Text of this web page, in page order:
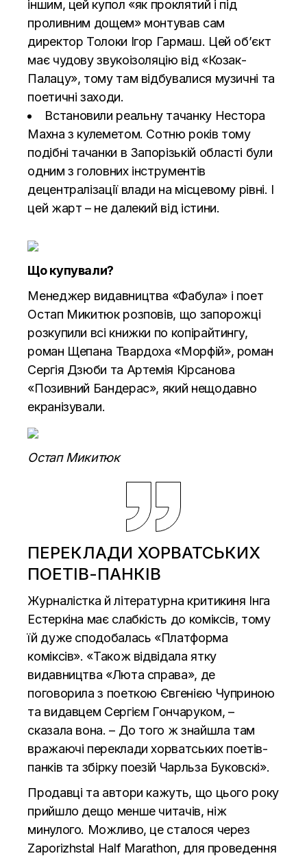
іншим, цей купол «як проклятий і під
проливним дощем» монтував сам
директор Толоки Ігор Гармаш. Цей об’єкт
має чудову звукоізоляцію від «Козак-
Палацу», тому там відбувалися музичні та
поетичні заходи.
Встановили реальну тачанку Нестора
Махна з кулеметом. Сотню років тому
подібні тачанки в Запорізькій області були
одним з головних інструментів
децентралізації влади на місцевому рівні. І
цей жарт – не далекий від істини.
Що купували?
Менеджер видавництва «Фабула» і поет
Остап Микитюк розповів, що запорожці
розкупили всі книжки по копірайтингу,
роман Щепана Твардоха «Морфій», роман
Сергія Дзюби та Артемія Кірсанова
«Позивний Бандерас», який нещодавно
екранізували.
Остап Микитюк
ПЕРЕКЛАДИ ХОРВАТСЬКИХ
ПОЕТІВ-ПАНКІВ
Журналістка й літературна критикиня Інга
Естеркіна має слабкість до коміксів, тому
їй дуже сподобалась «Платформа
коміксів». «Також відвідала ятку
видавництва «Люта справа», де
поговорила з поеткою Євгенією Чуприною
та видавцем Сергієм Гончаруком, –
сказала вона. – До того ж знайшла там
вражаючі переклади хорватських поетів-
панків та збірку поезій Чарльза Буковскі».
Продавці та автори кажуть, що цього року
прийшло дещо менше читачів, ніж
минулого. Можливо, це сталося через
Zaporizhstal Half Marathon, для проведення